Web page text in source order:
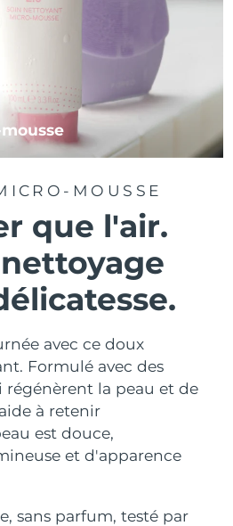
MOUSSE
que l'air.
avec ce doux
Formulé avec des
régénèrent la peau et de
à retenir
est douce,
et d'apparence
sans parfum, testé par